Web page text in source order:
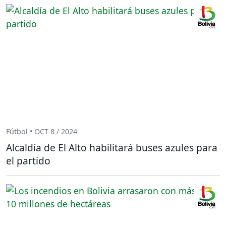
Fútbol • OCT 8 / 2024
Alcaldía de El Alto habilitará buses azules para
el partido